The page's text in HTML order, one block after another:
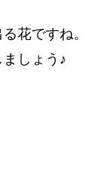
花ですね。
しょう♪